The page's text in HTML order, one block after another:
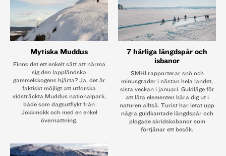
Mytiska Muddus
Finns det ett enkelt sätt att närma
sig den ­lappländska
gammelskogens hjärta? Ja, det är
faktiskt möjligt att utforska
vidsträckta ­Muddus nationalpark,
både som dagsutflykt från
Jokkmokk och med en enkel
övernattning.
7 härliga längdspår och
isbanor
SMHI rapporterar snö och
minusgrader i nästan hela landet,
sista veckan i januari. Guldläge för
att låta elementen bära dig ut i
naturen alltså. Turist har letat upp
några guldkantade längdspår och
plogade skridskobanor som
förtjänar ett besök.